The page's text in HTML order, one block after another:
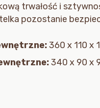
trwałość i
pozostanie
360 x 110 x
340 x 90 x